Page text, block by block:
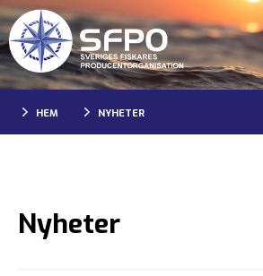
HEM NYHETER
Nyheter